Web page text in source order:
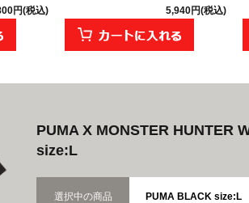
円(税込)
5,940円(税込)
PUMA X MONSTER HUNTER
size:L
選択中の商品 PUMA BLACK size:L